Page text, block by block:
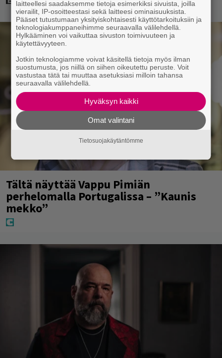
Tältä näyttää Vappu Pimiän
perhelomalla Portugalissa – ”Kaunis
mekko”
laitteellesi saadaksemme tietoja esimerkiksi sivuista, joilla
vierailit, IP-osoitteestasi sekä laitteesi ominaisuuksista.
Pääset tutustumaan yksityiskohtaisesti käyttötarkoituksiin ja
teknologiakumppaneihimme seuraavalla välilehdellä.
Hylkääminen voi vaikuttaa sivuston toimivuuteen ja
käytettävyyteen.
Jotkin teknologiamme voivat käsitellä tietoja myös ilman
suostumusta, jos niillä on siihen oikeutettu peruste. Voit
vastustaa tätä tai muuttaa asetuksiasi milloin tahansa
seuraavalla välilehdellä.
Hyväksyn kaikki
Omat valintani
Tietosuojakäytäntömme